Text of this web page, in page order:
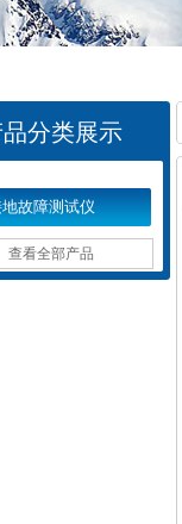
分类展示
故障测试仪
查看全部产品